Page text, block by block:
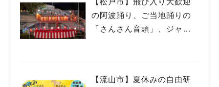
【松戸市】飛び入り大歓迎
の阿波踊り、ご当地踊りの
「さんさん音頭」、ジャ
【流山市】夏休みの自由研